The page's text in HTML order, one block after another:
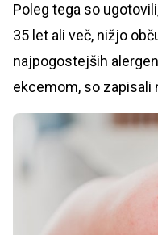
Poleg tega so
35 let ali več, nižjo
najpogostejših
ekcemom, so zapisali